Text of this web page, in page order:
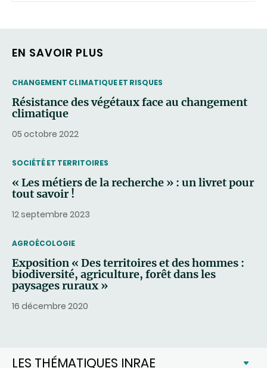
EN SAVOIR PLUS
THEMATIC
CHANGEMENT CLIMATIQUE ET RISQUES
Résistance des végétaux face au changement
climatique
05 octobre 2022
THEMATIC
SOCIÉTÉ ET TERRITOIRES
« Les métiers de la recherche » : un livret pour
tout savoir !
12 septembre 2023
THEMATIC
AGROÉCOLOGIE
Exposition « Des territoires et des hommes :
biodiversité, agriculture, forêt dans les
paysages ruraux »
16 décembre 2020
LES THÉMATIQUES INRAE